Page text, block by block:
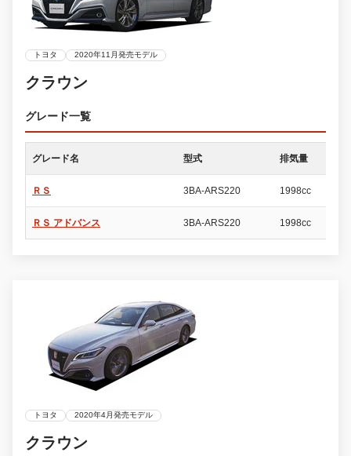
トヨタ 2020年11月発売モデル
クラウン
グレード一覧
グレード名 型式 排気量
ＲＳ 3BA-ARS220 1998cc
ＲＳ アドバンス 3BA-ARS220 1998cc
トヨタ 2020年4月発売モデル
クラウン